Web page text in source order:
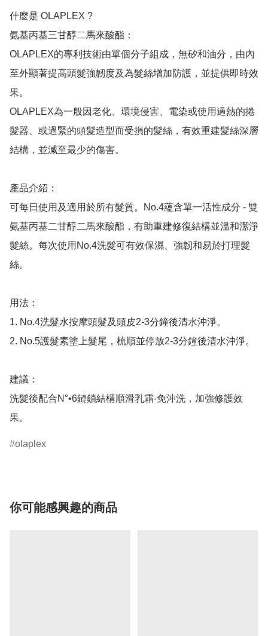
什麼是 OLAPLEX ?
氨基丙基三甘醇二馬來酸酯：
OLAPLEX的專利技術由單個分子組成，無矽和油分，由內
至外顯著提高頭髮強韌度及為髮絲增加防護，並提供即時效
果。
OLAPLEX為一般因老化、環境侵害、電染或使用過熱的捲
髮器、或過緊的頭髮造型而受損的髮絲，有效重建髮絲深層
結構，並減至最少的傷害。
產品介紹：
可每日使用及適用於所有髮質。No.4蘊含單一活性成分 - 雙
氨基丙基二甘醇二馬來酸酯，有助重建修復結構並溫和潔淨
髮絲。每次使用No.4洗髮可有效保濕、強韌和易於打理髮
絲。
用法：
1. No.4洗髮水按摩頭髮及頭皮2-3分鐘後清水沖淨。
2. No.5護髮素塗上髮尾，梳順並停放2-3分鐘後清水沖淨。
建議：
洗髮後配合N°•6鏈鎖結構順滑乳霜-免沖洗，加強修護效
果。
olaplex
你可能感興趣的商品